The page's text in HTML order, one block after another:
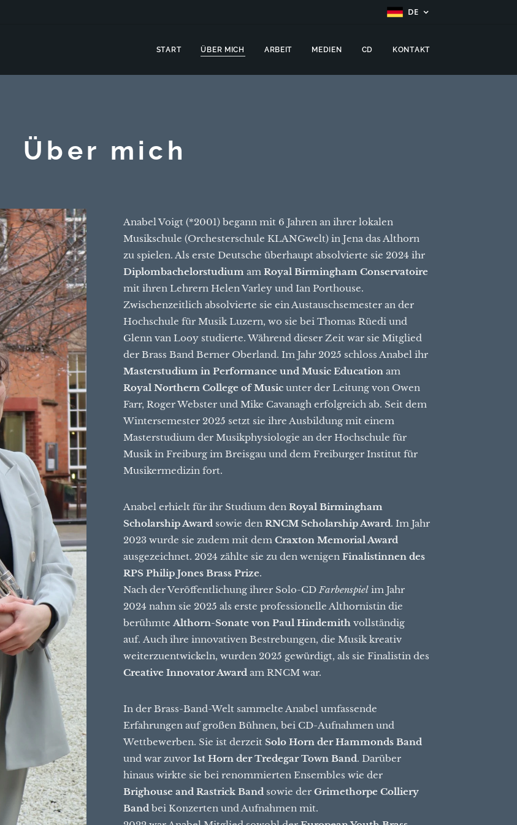
DE
START ÜBER MICH ARBEIT MEDIEN CD KONTAKT
Über mich
Anabel Voigt (*2001) begann mit 6 Jahren an ihrer lokalen
Musikschule (Orchesterschule KLANGwelt) in Jena das Althorn
zu spielen. Als erste Deutsche überhaupt absolvierte sie 2024 ihr
Diplombachelorstudium am Royal Birmingham Conservatoire
mit ihren Lehrern Helen Varley und Ian Porthouse.
Zwischenzeitlich absolvierte sie ein Austauschsemester an der
Hochschule für Musik Luzern, wo sie bei Thomas Rüedi und
Glenn van Looy studierte. Während dieser Zeit war sie Mitglied
der Brass Band Berner Oberland. Im Jahr 2025 schloss Anabel ihr
Masterstudium in Performance und Music Education am
Royal Northern College of Music unter der Leitung von Owen
Farr, Roger Webster und Mike Cavanagh erfolgreich ab. Seit dem
Wintersemester 2025 setzt sie ihre Ausbildung mit einem
Masterstudium der Musikphysiologie an der Hochschule für
Musik in Freiburg im Breisgau und dem Freiburger Institut für
Musikermedizin fort.
Anabel erhielt für ihr Studium den Royal Birmingham
Scholarship Award sowie den RNCM Scholarship Award. Im Jahr
2023 wurde sie zudem mit dem Craxton Memorial Award
ausgezeichnet. 2024 zählte sie zu den wenigen Finalistinnen des
RPS Philip Jones Brass Prize.
Nach der Veröffentlichung ihrer Solo-CDFarbenspiel im Jahr
2024 nahm sie 2025 als erste professionelle Althornistin die
berühmteAlthorn-Sonate von Paul Hindemith vollständig
auf. Auch ihre innovativen Bestrebungen, die Musik kreativ
weiterzuentwickeln, wurden 2025 gewürdigt, als sie Finalistin des
Creative Innovator Award am RNCM war.
In der Brass-Band-Welt sammelte Anabel umfassende
Erfahrungen auf großen Bühnen, bei CD-Aufnahmen und
Wettbewerben. Sie ist derzeit Solo Horn der Hammonds Band
und war zuvor 1st Horn der Tredegar Town Band. Darüber
hinaus wirkte sie bei renommierten Ensembles wie der
Brighouse and Rastrick Band sowie der Grimethorpe Colliery
Band bei Konzerten und Aufnahmen mit.